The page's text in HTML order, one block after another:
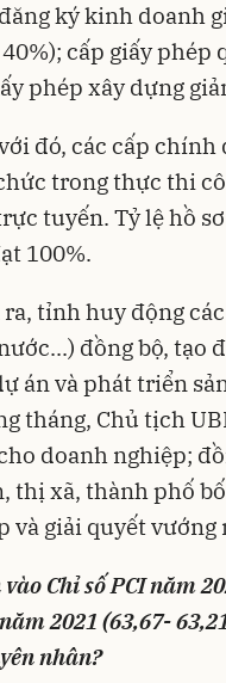
ký kinh doanh
cấp giấy phép
phép xây dựng
đó, các cấp
trong thực thi
tuyến. Tỷ lệ hồ
100%.
ra, tỉnh huy động
đồng bộ, tạo
án và phát triển
tháng, Chủ tịch
doanh nghiệp;
thị xã, thành phố
và giải quyết
Chỉ số PCI năm
2021 (63,67-
nhân?